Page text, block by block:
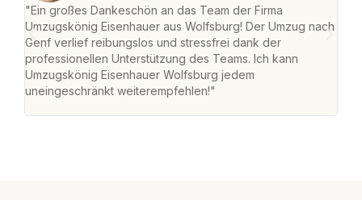
"Ein großes Dankeschön an das Team der Firma
Umzugskönig Eisenhauer aus Wolfsburg! Der Umzug nach
Genf verlief reibungslos und stressfrei dank der
professionellen Unterstützung des Teams. Ich kann
Umzugskönig Eisenhauer Wolfsburg jedem
uneingeschränkt weiterempfehlen!"